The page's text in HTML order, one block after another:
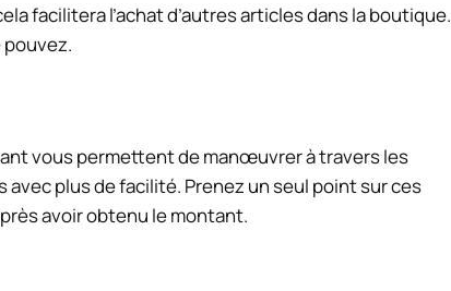
facilitera l’achat d’autres articles dans la boutique.
vous permettent de manœuvrer à travers les
plus de facilité. Prenez un seul point sur ces
avoir obtenu le montant.